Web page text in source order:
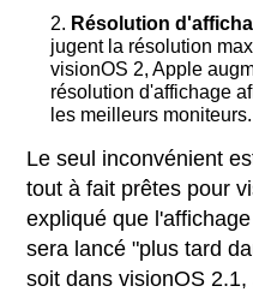
Résolution
jugent la résolution
visionOS 2, Apple
résolution d'affichage
les meilleurs moniteurs.
Le seul inconvénient
tout à fait prêtes pour
expliqué que
sera lancé "plus tard
soit dans visionOS